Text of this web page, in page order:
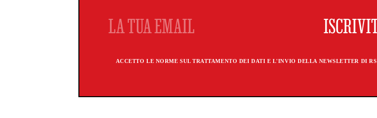
ACCETTO LE NORME SUL TRATTAMENTO DEI DATI E L'INVIO DELLA NEWSLETTER DI RS